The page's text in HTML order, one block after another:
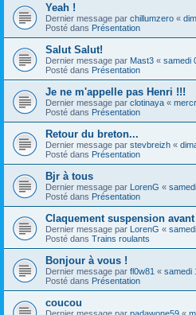
Yeah !
Dernier message par chillumzero «
Posté dans Présentation
Salut Salut!
Dernier message par Mast3 « samedi
Posté dans Présentation
Je ne m'appelle pas Henri !!!
Dernier message par clotinaya «
Posté dans Présentation
Retour du breton...
Dernier message par stevbreizh «
Posté dans Présentation
Bjr à tous
Dernier message par LorenG «
Posté dans Présentation
Claquement suspension
Dernier message par LorenG «
Posté dans Trains roulants
Bonjour à vous !
Dernier message par fl0w81 « samedi
Posté dans Présentation
coucou
Dernier message par padawone59 «